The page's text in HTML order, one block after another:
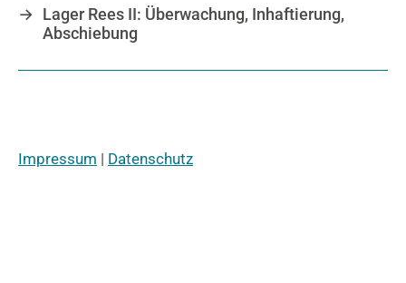
→ Lager Rees II: Überwachung, Inhaftierung,
Abschiebung
Impressum | Datenschutz